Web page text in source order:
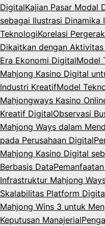
DigitalKajian Pasar Modal
sebagai Ilustrasi Dinamika
TeknologiKorelasi
Dikaitkan dengan
Era Ekonomi DigitalModel
Mahjong Kasino Digital
Industri KreatifModel
Mahjongways Kasino
Kreatif DigitalObservasi
Mahjong Ways dalam
pada Perusahaan Digital
Mahjong Kasino Digital
Berbasis Data
Infrastruktur Mahjong
Skalabilitas Platform
Mahjong Wins 3 untuk
Keputusan Manajerial